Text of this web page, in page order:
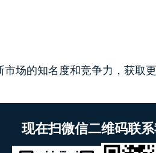
场的知名度和竞争力，获取
现在扫微信二维码联系